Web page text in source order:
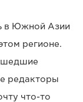
в Южной Азии
регионе.
редакторы
что-то